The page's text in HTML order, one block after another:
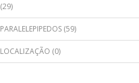
(29)
PARALELEPIPEDOS (59)
LOCALIZAÇÃO (0)